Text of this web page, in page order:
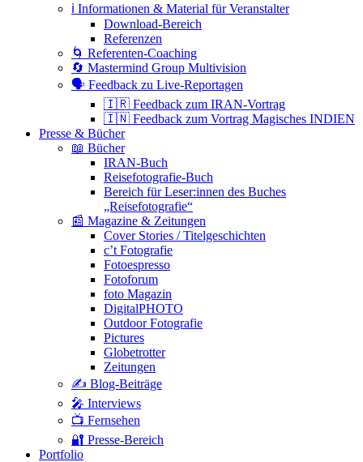
ℹ️ Informationen & Material für Veranstalter
Download-Bereich
Referenzen
🌀 Referenten-Coaching
🔄 Mastermind Group Multivision
🗣 Feedback zu Live-Reportagen
🇮🇷 Feedback zum IRAN-Vortrag
🇮🇳 Feedback zum Vortrag Magisches INDIEN
Presse & Bücher
📖 Bücher
IRAN-Buch
Reisefotografie-Buch
Bereich für Leser:innen des Buches
„Reisefotografie“
📰 Magazine & Zeitungen
Cover Stories / Titelgeschichten
c’t Fotografie
Fotoespresso
Fotoforum
foto Magazin
DigitalPHOTO
Outdoor Fotografie
Pictures
Globetrotter
Zeitungen
✍️ Blog-Beiträge
🎤 Interviews
📺 Fernsehen
🔐 Presse-Bereich
Portfolio